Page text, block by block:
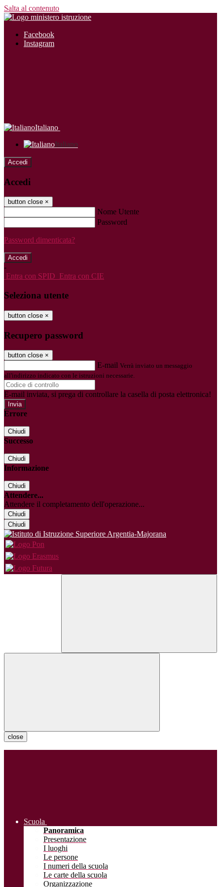
Salta al contenuto
Facebook
Instagram
Italiano
Italiano
Accedi
Accedi
button close ×
Nome Utente
Password
Password dimenticata?
-
Entra con SPID Entra con CIE
Seleziona utente
button close ×
Recupero password
button close ×
E-mail Verrà inviato un messaggio
all'indirizzo indicato con le istruzioni necessarie.
E-mail inviata, si prega di controllare la casella di posta elettronica!
Errore
Chiudi
Successo
Chiudi
Informazione
Chiudi
Attendere...
Attendere il completamento dell'operazione...
Chiudi
Chiudi
close
Scuola
Panoramica
Presentazione
I luoghi
Le persone
I numeri della scuola
Le carte della scuola
Organizzazione